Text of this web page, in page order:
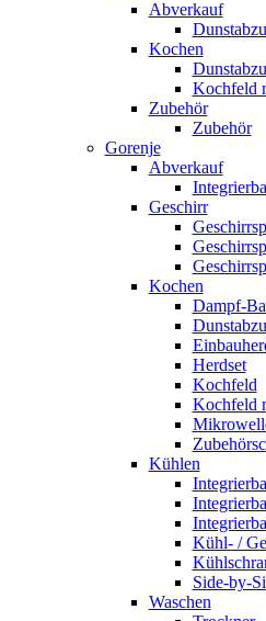
Abverkauf
Kochen
Kochfeld
Zubehör
Zubehör
Gorenje
Abverkauf
Geschirr
Kochen
Dampf-
Herdset
Kochfeld
Kochfeld
Kühlen
Kühl- /
Side-by-
Waschen